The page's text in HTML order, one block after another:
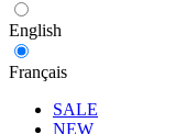
English
Français
SALE
NEW